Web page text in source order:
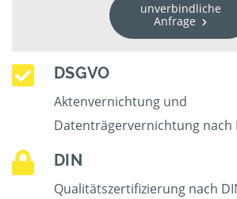
unverbindliche
Anfrage
DSGVO
Aktenvernichtung und
Datenträgervernichtung nach
DIN
Qualitätszertifizierung nach